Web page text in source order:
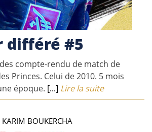
différé #5
compte-rendu de match de
Princes. Celui de 2010. 5 mois
époque. [...] Lire la suite
KARIM BOUKERCHA